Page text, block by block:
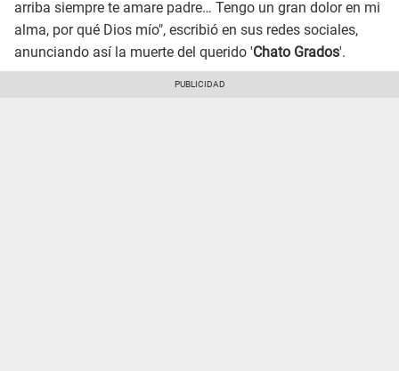
arriba siempre te amare padre… Tengo un gran dolor en mi
alma, por qué Dios mío", escribió en sus redes sociales,
anunciando así la muerte del querido 'Chato Grados'.